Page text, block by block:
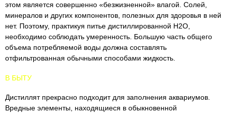
этом является совершенно «безжизненной» влагой. Солей,
минералов и других компонентов, полезных для здоровья в ней
нет. Поэтому, практикуя питье дистиллированной H2O,
необходимо соблюдать умеренность. Большую часть общего
объема потребляемой воды должна составлять
отфильтрованная обычными способами жидкость.
В БЫТУ
Дистиллят прекрасно подходит для заполнения аквариумов.
Вредные элементы, находящиеся в обыкновенной